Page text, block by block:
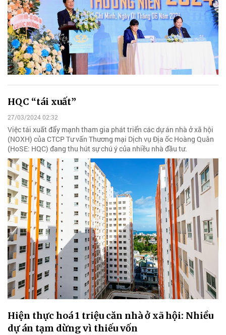
HQC “tái xuất”
27/03/2024 02:32
Việc tái xuất đẩy mạnh tham gia phát triển các dự án nhà ở xã hội
(NOXH) của CTCP Tư vấn Thương mại Dịch vụ Địa ốc Hoàng Quân
(HoSE: HQC) đang thu hút sự chú ý của nhiều nhà đầu tư.
Hiện thực hoá 1 triệu căn nhà ở xã hội: Nhiều
dự án tạm dừng vì thiếu vốn